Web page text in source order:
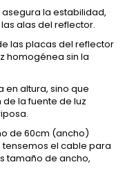
la estabilidad,
alas del reflector.
las placas del reflector
homogénea sin la
en altura, sino que
la fuente de luz
de 60cm (ancho)
el cable para
tamaño de ancho,